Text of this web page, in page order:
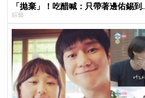
「拋棄」！吃醋喊：只帶著邊佑錫到
跑
綜藝